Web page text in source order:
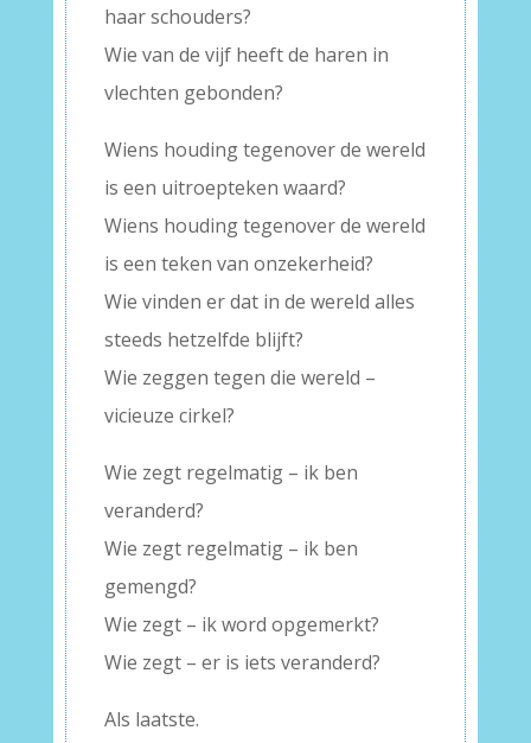
haar schouders?
Wie van de vijf heeft de haren in
vlechten gebonden?
Wiens houding tegenover de wereld
is een uitroepteken waard?
Wiens houding tegenover de wereld
is een teken van onzekerheid?
Wie vinden er dat in de wereld alles
steeds hetzelfde blijft?
Wie zeggen tegen die wereld –
vicieuze cirkel?
Wie zegt regelmatig – ik ben
veranderd?
Wie zegt regelmatig – ik ben
gemengd?
Wie zegt – ik word opgemerkt?
Wie zegt – er is iets veranderd?
Als laatste.